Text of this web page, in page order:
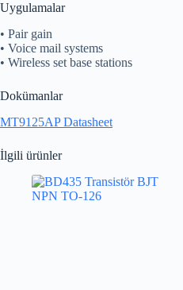
Uygulamalar
• Pair gain
• Voice mail systems
• Wireless set base stations
Dokümanlar
MT9125AP Datasheet
İlgili ürünler